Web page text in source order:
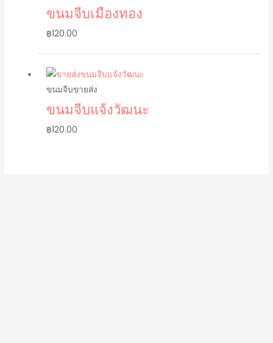
ขนมจีบเมืองทอง
฿120.00
ขนมจีบขายส่ง
ขนมจีบแจ้งวัฒนะ
฿120.00